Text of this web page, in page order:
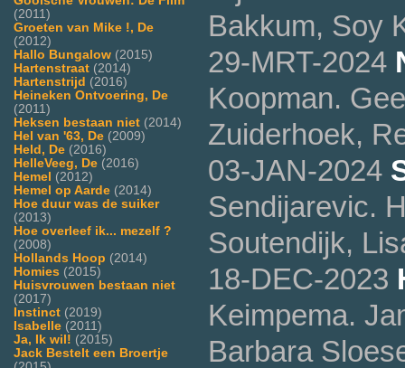
(2011)
Groeten van Mike !, De
(2012)
Hallo Bungalow (2015)
Hartenstraat (2014)
Hartenstrijd (2016)
Heineken Ontvoering, De
(2011)
Heksen bestaan niet (2014)
Hel van '63, De (2009)
Held, De (2016)
HelleVeeg, De (2016)
Hemel (2012)
Hemel op Aarde (2014)
Hoe duur was de suiker
(2013)
Hoe overleef ik... mezelf ?
(2008)
Hollands Hoop (2014)
Homies (2015)
Huisvrouwen bestaan niet
(2017)
Instinct (2019)
Isabelle (2011)
Ja, Ik wil! (2015)
Jack Bestelt een Broertje
Bakkum, Soy
29-MRT-2024
Koopman.
Zuiderhoek,
03-JAN-2024
Sendijarevic.
Soutendijk,
18-DEC-2023
Keimpema.
Barbara